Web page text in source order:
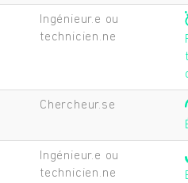
Ingénieur.e ou
technicien.ne
Chercheur.se
Ingénieur.e ou
technicien.ne